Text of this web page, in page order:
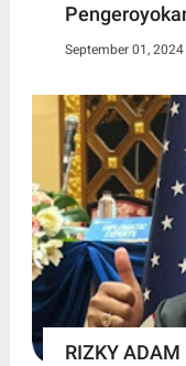
September 01, 2024
RIZKY ADAM